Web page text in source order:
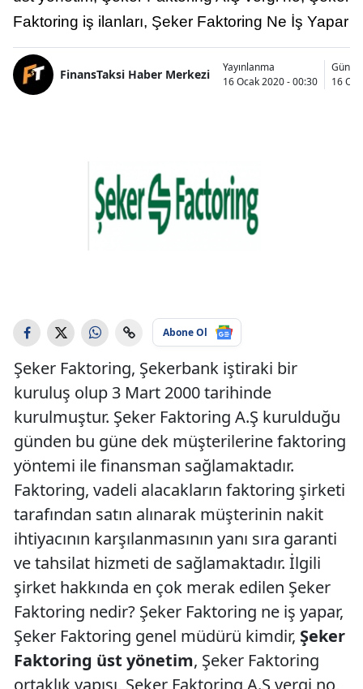
Faktoring iş ilanları, Şeker Faktoring Ne İş Yapar
FinansTaksi Haber Merkezi
Yayınlanma
16 Ocak 2020 - 00:30
16
Abone Ol
Şeker Faktoring, Şekerbank iştiraki bir
kuruluş olup 3 Mart 2000 tarihinde
kurulmuştur. Şeker Faktoring A.Ş kurulduğu
günden bu güne dek müşterilerine faktoring
yöntemi ile finansman sağlamaktadır.
Faktoring, vadeli alacakların faktoring şirketi
tarafından satın alınarak müşterinin nakit
ihtiyacının karşılanmasının yanı sıra garanti
ve tahsilat hizmeti de sağlamaktadır. İlgili
şirket hakkında en çok merak edilen Şeker
Faktoring nedir? Şeker Faktoring ne iş yapar,
Şeker Faktoring genel müdürü kimdir, Şeker
Faktoring üst yönetim, Şeker Faktoring